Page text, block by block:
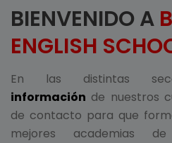
BIENVENIDO A
ENGLISH
En las distintas
información de nuestros
de contacto para que
mejores academias